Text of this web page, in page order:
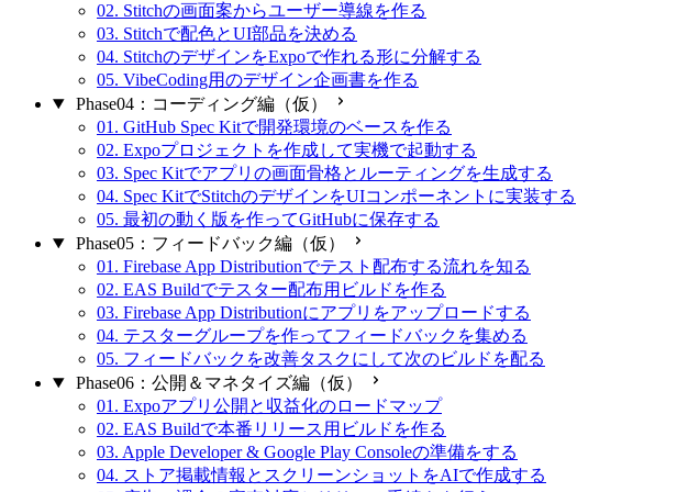
02. Stitchの画面案からユーザー導線を作る
03. Stitchで配色とUI部品を決める
04. StitchのデザインをExpoで作れる形に分解する
05. VibeCoding用のデザイン企画書を作る
Phase04：コーディング編（仮）
01. GitHub Spec Kitで開発環境のベースを作る
02. Expoプロジェクトを作成して実機で起動する
03. Spec Kitでアプリの画面骨格とルーティングを生成する
04. Spec KitでStitchのデザインをUIコンポーネントに実装する
05. 最初の動く版を作ってGitHubに保存する
Phase05：フィードバック編（仮）
01. Firebase App Distributionでテスト配布する流れを知る
02. EAS Buildでテスター配布用ビルドを作る
03. Firebase App Distributionにアプリをアップロードする
04. テスターグループを作ってフィードバックを集める
05. フィードバックを改善タスクにして次のビルドを配る
Phase06：公開＆マネタイズ編（仮）
01. Expoアプリ公開と収益化のロードマップ
02. EAS Buildで本番リリース用ビルドを作る
03. Apple Developer & Google Play Consoleの準備をする
04. ストア掲載情報とスクリーンショットをAIで作成する